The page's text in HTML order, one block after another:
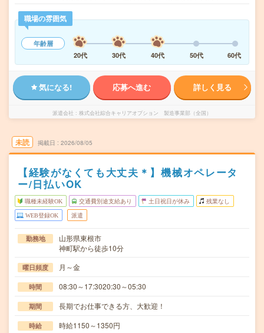
職場の雰囲気
年齢層
20代
30代 40代 50代 60代
気になる! 応募へ進む 詳しく見る
派遣会社 株式会社綜合キャリアオプション 製造事業部（全国）
未読 掲載日 2026/08/05
【経験がなくても大丈夫＊】機械オペレータ
ー/日払いOK
職種未経験OK 交通費別途支給あり 土日祝日が休み 残業なし
WEB登録OK 派遣
勤務地
山形県東根市
神町駅から徒歩10分
曜日頻度 月～金
時間 08:30～17:3020:30～05:30
期間 長期でお仕事できる方、大歓迎！
時給 時給1150～1350円